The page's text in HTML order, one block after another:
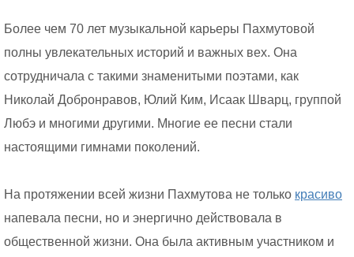
Более чем 70 лет музыкальной карьеры Пахмутовой
полны увлекательных историй и важных вех. Она
сотрудничала с такими знаменитыми поэтами, как
Николай Добронравов, Юлий Ким, Исаак Шварц, группой
Любэ и многими другими. Многие ее песни стали
настоящими гимнами поколений.
На протяжении всей жизни Пахмутова не только красиво
напевала песни, но и энергично действовала в
общественной жизни. Она была активным участником и